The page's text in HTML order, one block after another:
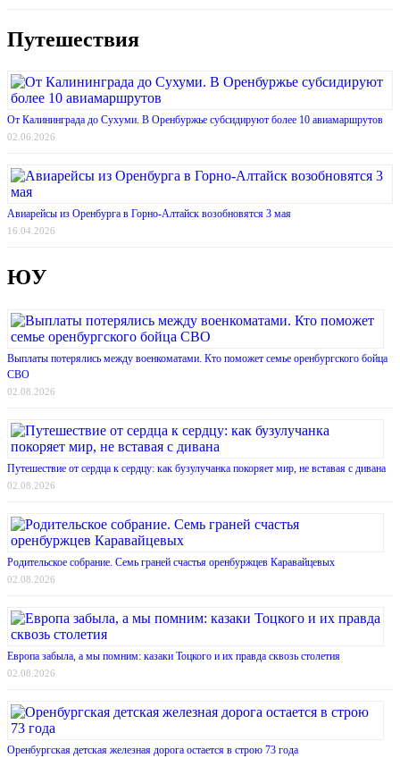
Путешествия
От Калининграда до Сухуми. В Оренбуржье субсидируют более 10 авиамаршрутов
02.06.2026
Авиарейсы из Оренбурга в Горно-Алтайск возобновятся 3 мая
16.04.2026
ЮУ
Выплаты потерялись между военкоматами. Кто поможет семье оренбургского бойца
СВО
02.08.2026
Путешествие от сердца к сердцу: как бузулучанка покоряет мир, не вставая с дивана
02.08.2026
Родительское собрание. Семь граней счастья оренбуржцев Каравайцевых
02.08.2026
Европа забыла, а мы помним: казаки Тоцкого и их правда сквозь столетия
02.08.2026
Оренбургская детская железная дорога остается в строю 73 года